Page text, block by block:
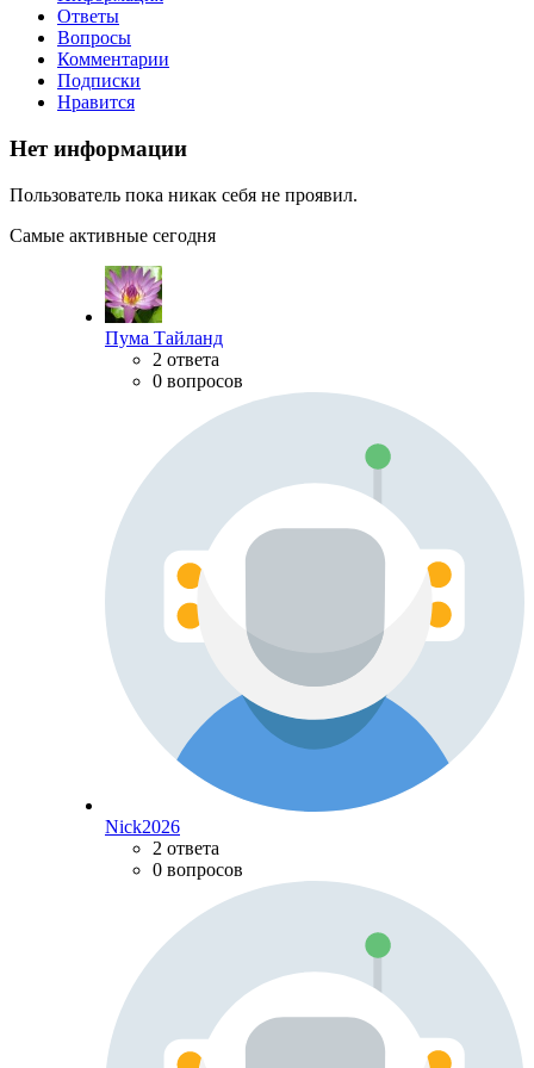
Ответы
Вопросы
Комментарии
Подписки
Нравится
Нет информации
Пользователь пока никак себя не проявил.
Самые активные сегодня
Пума Тайланд
2 ответа
0 вопросов
Nick2026
2 ответа
0 вопросов